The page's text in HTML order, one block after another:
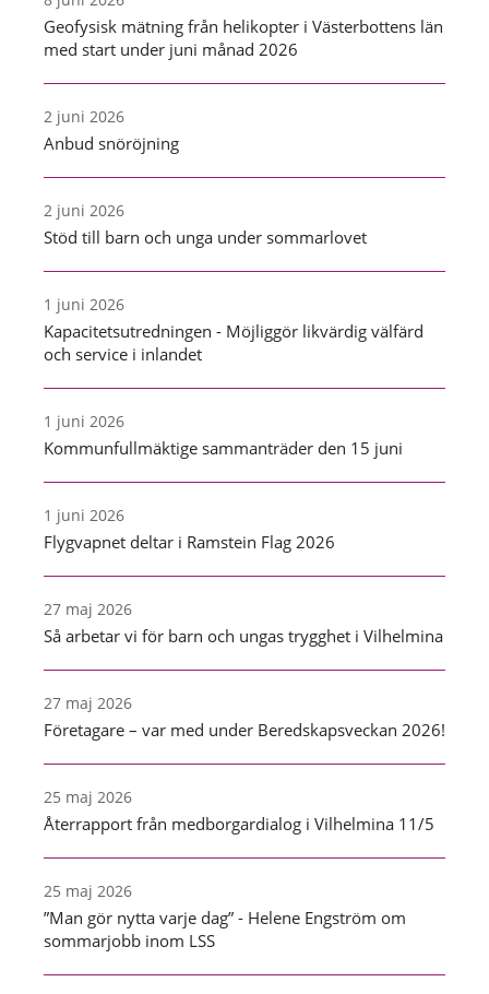
Geofysisk mätning från helikopter i Västerbottens län
med start under juni månad 2026
2 juni 2026
Anbud snöröjning
2 juni 2026
Stöd till barn och unga under sommarlovet
1 juni 2026
Kapacitetsutredningen - Möjliggör likvärdig välfärd
och service i inlandet
1 juni 2026
Kommunfullmäktige sammanträder den 15 juni
1 juni 2026
Flygvapnet deltar i Ramstein Flag 2026
27 maj 2026
Så arbetar vi för barn och ungas trygghet i Vilhelmina
27 maj 2026
Företagare – var med under Beredskapsveckan 2026!
25 maj 2026
Återrapport från medborgardialog i Vilhelmina 11/5
25 maj 2026
”Man gör nytta varje dag” - Helene Engström om
sommarjobb inom LSS